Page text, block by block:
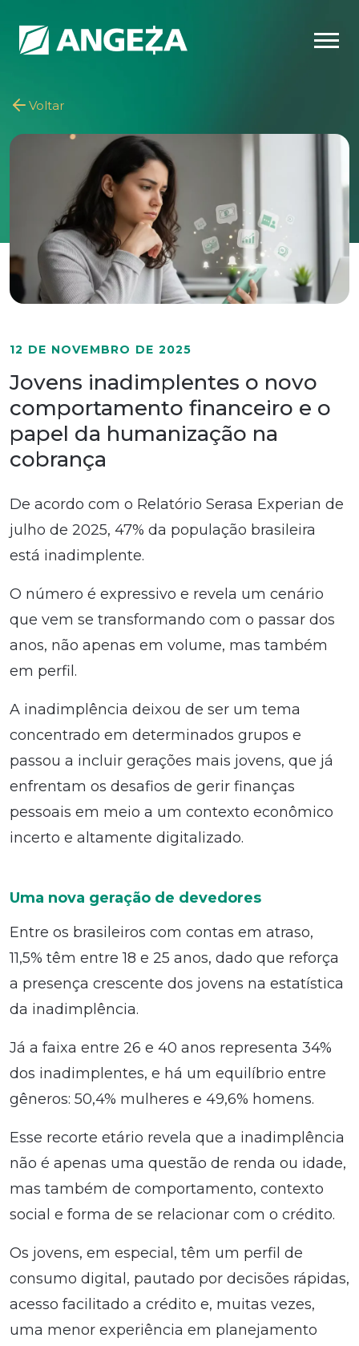
Voltar
12 DE NOVEMBRO DE 2025
Jovens inadimplentes o novo
comportamento financeiro e o
papel da humanização na
cobrança
De acordo com o Relatório Serasa Experian de
julho de 2025, 47% da população brasileira
está inadimplente.
O número é expressivo e revela um cenário
que vem se transformando com o passar dos
anos, não apenas em volume, mas também
em perfil.
A inadimplência deixou de ser um tema
concentrado em determinados grupos e
passou a incluir gerações mais jovens, que já
enfrentam os desafios de gerir finanças
pessoais em meio a um contexto econômico
incerto e altamente digitalizado.
Uma nova geração de devedores
Entre os brasileiros com contas em atraso,
11,5% têm entre 18 e 25 anos, dado que reforça
a presença crescente dos jovens na estatística
da inadimplência.
Já a faixa entre 26 e 40 anos representa 34%
dos inadimplentes, e há um equilíbrio entre
gêneros: 50,4% mulheres e 49,6% homens.
Esse recorte etário revela que a inadimplência
não é apenas uma questão de renda ou idade,
mas também de comportamento, contexto
social e forma de se relacionar com o crédito.
Os jovens, em especial, têm um perfil de
consumo digital, pautado por decisões rápidas,
acesso facilitado a crédito e, muitas vezes,
uma menor experiência em planejamento